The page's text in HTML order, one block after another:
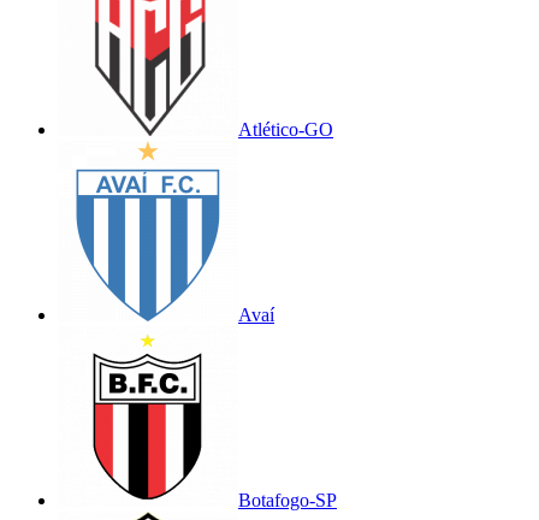
Atlético-GO
Avaí
Botafogo-SP